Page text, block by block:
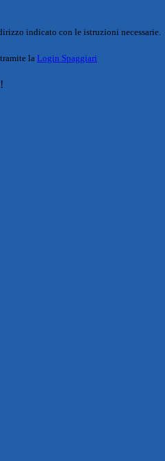
indicato con le istruzioni necessarie.
la Login Spaggiari